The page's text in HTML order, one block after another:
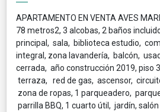
APARTAMENTO EN VENTA AVES
78 metros2, 3 alcobas, 2 baños
principal, sala, biblioteca estudio,
integral, zona lavandería, balcón,
cerrada, año construcción 2019, piso
terraza, red de gas, ascensor,
zona de ropas, 1 parqueadero,
parrilla BBQ, 1 cuarto útil, jardín,